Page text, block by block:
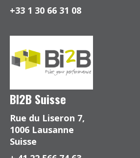
+33 1 30 66 31 08
BI2B Suisse
Rue du Liseron 7,
1006 Lausanne
Suisse